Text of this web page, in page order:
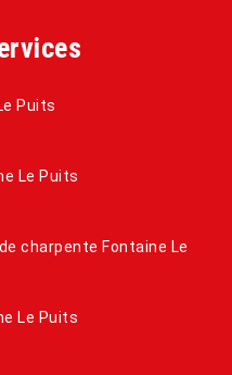
Puits
Le Puits
charpente Fontaine Le
Le Puits